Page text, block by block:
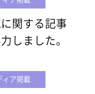
関する記事
しました。
ィア掲載